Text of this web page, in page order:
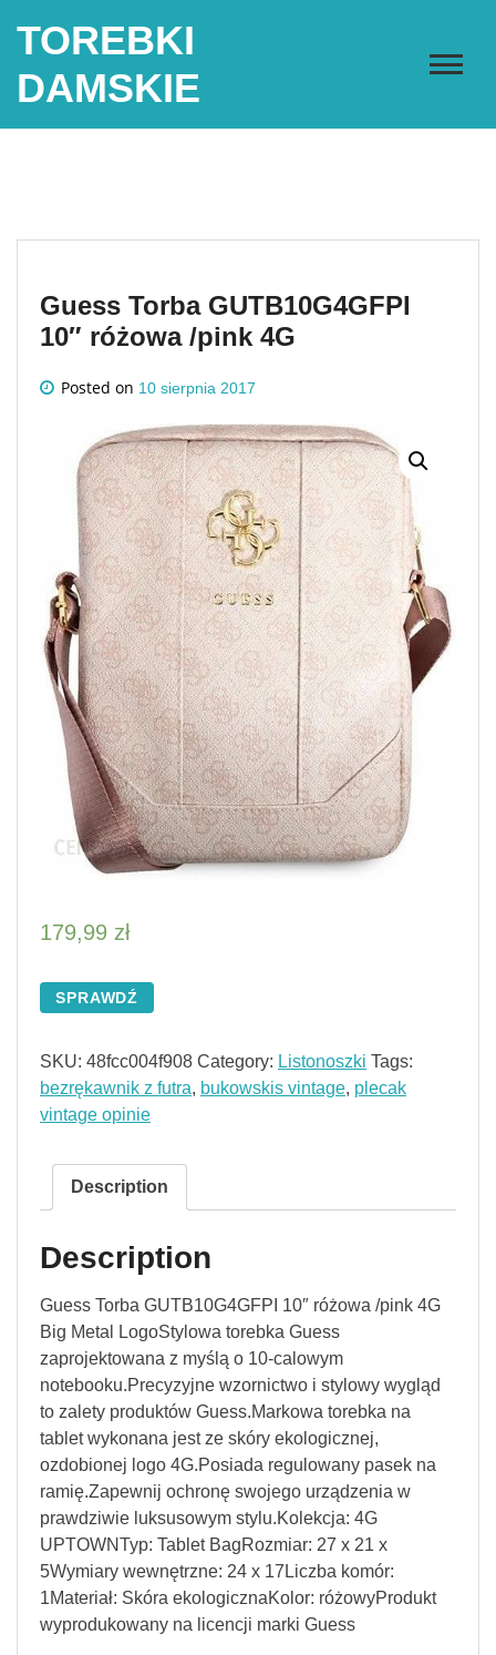
TOREBKI
DAMSKIE
Guess Torba GUTB10G4GFPI
10″ różowa /pink 4G
Posted on 10 sierpnia 2017
179,99 zł
SPRAWDŹ
SKU: 48fcc004f908 Category: Listonoszki Tags:
bezrękawnik z futra, bukowskis vintage, plecak
vintage opinie
Description
Description
Guess Torba GUTB10G4GFPI 10″ różowa /pink 4G
Big Metal LogoStylowa torebka Guess
zaprojektowana z myślą o 10-calowym
notebooku.Precyzyjne wzornictwo i stylowy wygląd
to zalety produktów Guess.Markowa torebka na
tablet wykonana jest ze skóry ekologicznej,
ozdobionej logo 4G.Posiada regulowany pasek na
ramię.Zapewnij ochronę swojego urządzenia w
prawdziwie luksusowym stylu.Kolekcja: 4G
UPTOWNTyp: Tablet BagRozmiar: 27 x 21 x
5Wymiary wewnętrzne: 24 x 17Liczba komór:
1Materiał: Skóra ekologicznaKolor: różowyProdukt
wyprodukowany na licencji marki Guess